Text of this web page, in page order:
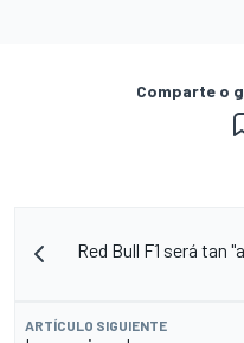
Comparte o
Red Bull F1 será tan
ARTÍCULO SIGUIENTE